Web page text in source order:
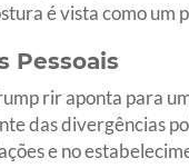
é vista como
Pessoais
rir aponta para
das divergências
e no